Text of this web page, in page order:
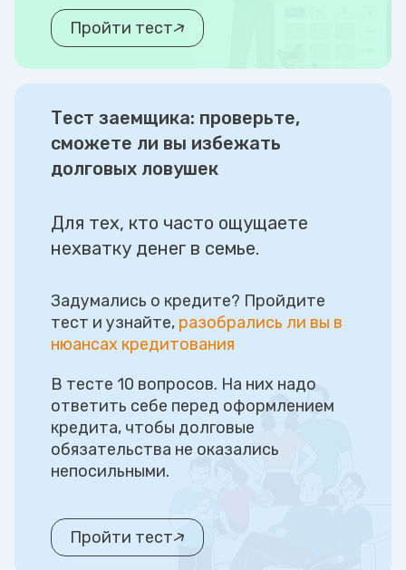
Пройти тест
Тест заемщика: проверьте,
сможете ли вы избежать
долговых ловушек
Для тех, кто часто ощущаете
нехватку денег в семье.
Задумались о кредите? Пройдите
тест и узнайте, разобрались ли вы в
нюансах кредитования
В тесте 10 вопросов. На них надо
ответить себе перед оформлением
кредита, чтобы долговые
обязательства не оказались
непосильными.
Пройти тест